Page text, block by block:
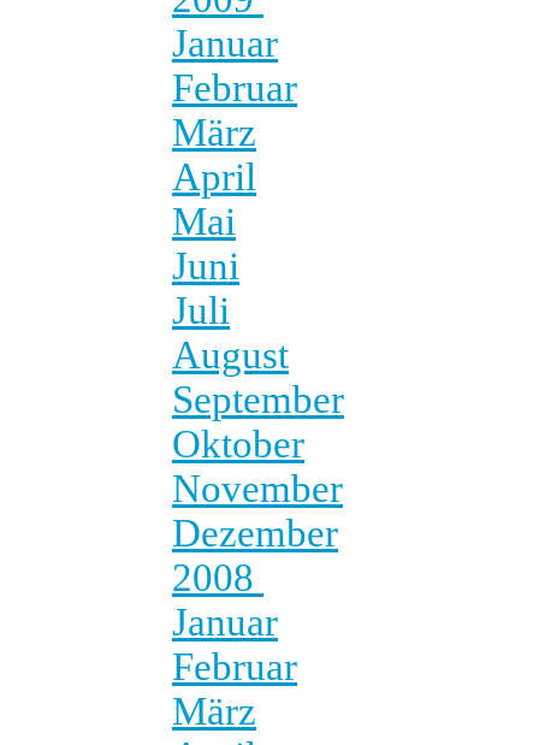
Januar
Februar
März
April
Mai
Juni
Juli
August
September
Oktober
November
Dezember
2008
Januar
Februar
März